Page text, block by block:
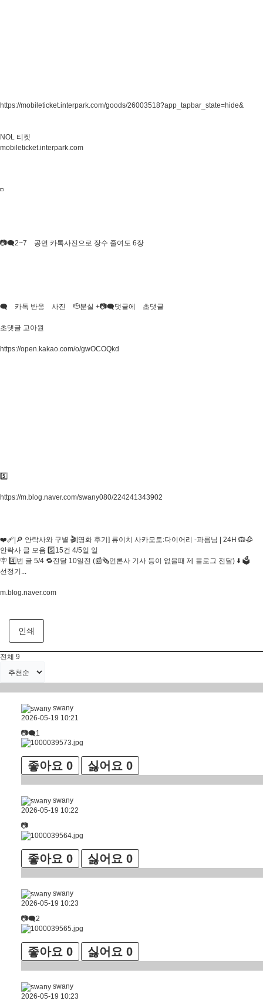
https://mobileticket.interpark.com/goods/26003518?app_tapbar_state=hide&
NOL 티켓
mobileticket.interpark.com
​◽️
📷🗨2~7 공연 카톡사진으로 장수 줄여도 6장
🗨 카톡 반응 사진 🫡분실 +📷🗨댓글에 초댓글
초댓글 고아원
https://open.kakao.com/o/gwOCOQkd​
5️⃣
https://m.blog.naver.com/swany080/224241343902
❤️‍🩹|🔎 안락사와 구별 🎬[영화 후기] 류이치 사카모토:다이어리 -파름님 | 24H 🙉🥀
안락사 글 모음 5️⃣15건 4/5일 일
🪧 4️⃣번 글 5/4 🔁전달 10일전 (📰🗞언론사 기사 등이 없을때 제 블로그 전달) ⬇️ 🗳
선정기...
m.blog.naver.com
인쇄
전체 9
swany
2026-05-19 10:21
📷🗨1
좋아요 0 싫어요 0
swany
2026-05-19 10:22
📷
좋아요 0 싫어요 0
swany
2026-05-19 10:23
📷🗨2
좋아요 0 싫어요 0
swany
2026-05-19 10:23